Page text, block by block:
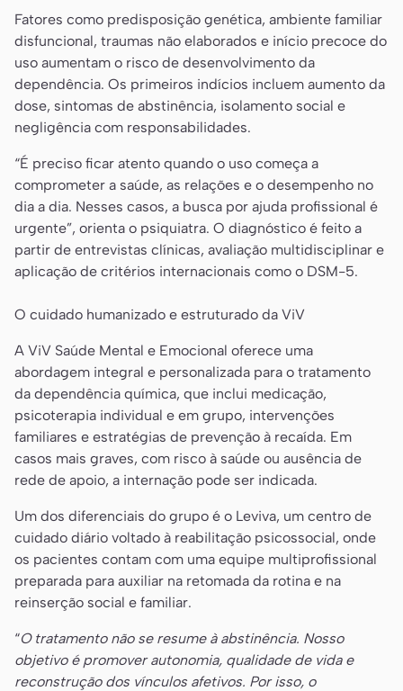
Fatores como predisposição genética, ambiente familiar
disfuncional, traumas não elaborados e início precoce do
uso aumentam o risco de desenvolvimento da
dependência. Os primeiros indícios incluem aumento da
dose, sintomas de abstinência, isolamento social e
negligência com responsabilidades.
“É preciso ficar atento quando o uso começa a
comprometer a saúde, as relações e o desempenho no
dia a dia. Nesses casos, a busca por ajuda profissional é
urgente”, orienta o psiquiatra. O diagnóstico é feito a
partir de entrevistas clínicas, avaliação multidisciplinar e
aplicação de critérios internacionais como o DSM-5.
O cuidado humanizado e estruturado da ViV
A ViV Saúde Mental e Emocional oferece uma
abordagem integral e personalizada para o tratamento
da dependência química, que inclui medicação,
psicoterapia individual e em grupo, intervenções
familiares e estratégias de prevenção à recaída. Em
casos mais graves, com risco à saúde ou ausência de
rede de apoio, a internação pode ser indicada.
Um dos diferenciais do grupo é o Leviva, um centro de
cuidado diário voltado à reabilitação psicossocial, onde
os pacientes contam com uma equipe multiprofissional
preparada para auxiliar na retomada da rotina e na
reinserção social e familiar.
“O tratamento não se resume à abstinência. Nosso
objetivo é promover autonomia, qualidade de vida e
reconstrução dos vínculos afetivos. Por isso, o